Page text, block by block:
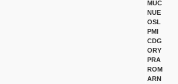
MUC
NUE
OSL
PMI
CDG
ORY
PRA
ROM
ARN